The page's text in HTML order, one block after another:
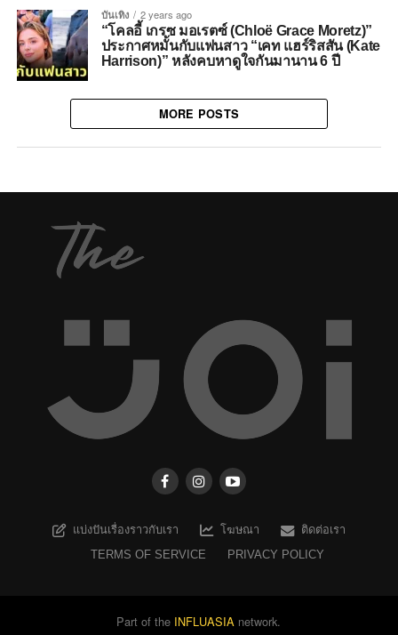
บันเทิง 2 years ago
“โคลอี้ เกรซ มอเรตซ์ (Chloë Grace Moretz)”
ประกาศหมั้นกับแฟนสาว “เคท แฮร์ริสสัน (Kate
Harrison)” หลังคบหาดูใจกันมานาน 6 ปี
MORE POSTS
แบ่งปันเรื่องราวกับเรา โฆษณา
ติดต่อเรา
TERMS OF SERVICE
PRIVACY POLICY
Part of the INFLUASIA network.